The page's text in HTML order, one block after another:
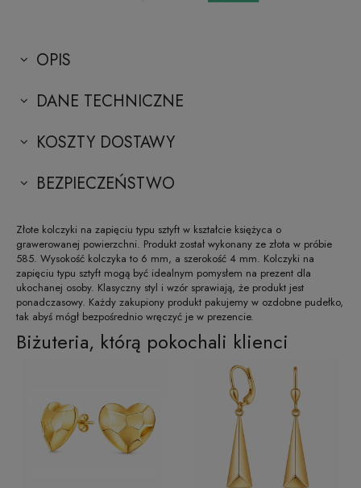
OPIS
DANE TECHNICZNE
KOSZTY DOSTAWY
BEZPIECZEŃSTWO
Złote kolczyki na zapięciu typu sztyft w kształcie księżyca o
grawerowanej powierzchni. Produkt został wykonany ze złota w próbie
585. Wysokość kolczyka to 6 mm, a szerokość 4 mm. Kolczyki na
zapięciu typu sztyft mogą być idealnym pomysłem na prezent dla
ukochanej osoby. Klasyczny styl i wzór sprawiają, że produkt jest
ponadczasowy. Każdy zakupiony produkt pakujemy w ozdobne pudełko,
tak abyś mógł bezpośrednio wręczyć je w prezencie.
Biżuteria, którą pokochali klienci